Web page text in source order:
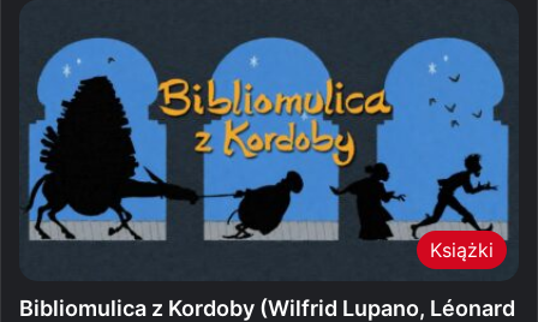
Książki
Bibliomulica z Kordoby (Wilfrid Lupano, Léonard